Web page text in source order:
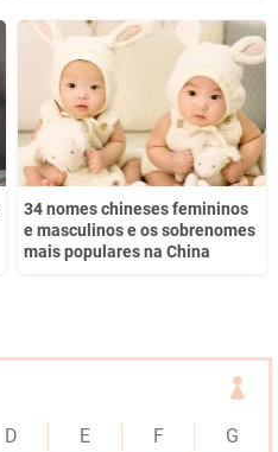
34 nomes chineses femininos
e masculinos e os sobrenomes
mais populares na China
D E F
G